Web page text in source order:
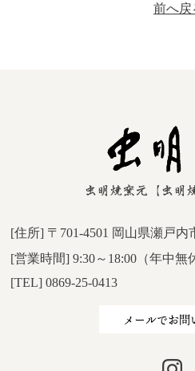
前へ戻
[住所] 〒701-4501 岡山県瀬戸内
[営業時間] 9:30～18:00（年中無
[TEL] 0869-25-0413
メールでお問